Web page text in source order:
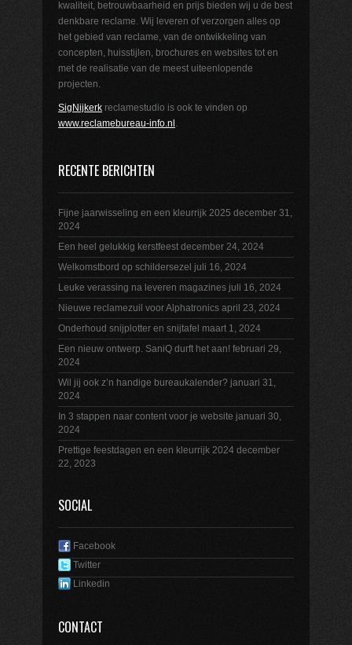
kwaliteit, betrouwbaarheid en prijs bieden wij u de best
denkbare reclame. Wij leveren of verzorgen alles op
het gebied van reclame, van de ontwikkeling van
concepten, huisstijlen, brochures en websites tot en
met de realisatie van de meest uiteenlopende
projecten.
SigNijkerk reclamestudio is ook te vinden op
www.reclamebureau-info.nl .
RECENTE BERICHTEN
Fijne jaarwisseling en een kleurrijk 2025 december 31,
2024
Een heel gelukkig kerstfeest december 24, 2024
Welkomstbord op schildersezel juli 16, 2024
Leuke verassing na leveren magazines juli 16, 2024
Nieuwe reclamezuil voor Alphatronics april 23, 2024
Onderhoud snijplotter en snijtafel maart 1, 2024
Een nieuw ontwerp. SaniQ durft het aan! februari 29,
2024
Wil jij ook z’n handige bureaukalender? januari 31,
2024
In 3 stappen naar content voor je website januari 30,
2024
Prettige feestdagen en een kleurrijk 2024 december
22, 2023
SOCIAL
Facebook
Twitter
Linkedin
CONTACT